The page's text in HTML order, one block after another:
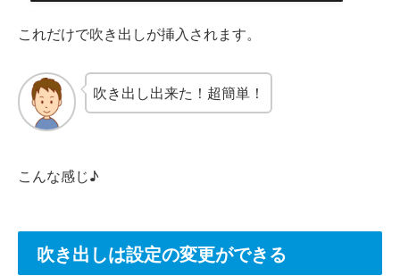
これだけで吹き出しが挿入されます。
吹き出し出来た！超簡単！
こんな感じ♪
吹き出しは設定の変更ができる